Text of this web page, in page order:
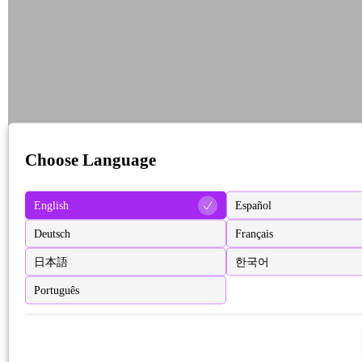
Choose Language
English Español
Deutsch Français
日本語 한국어
Português